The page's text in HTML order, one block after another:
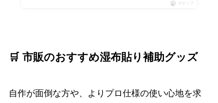
ポチップ
🛒 市販のおすすめ湿布貼り補助グッズ
自作が面倒な方や、よりプロ仕様の使い心地を求